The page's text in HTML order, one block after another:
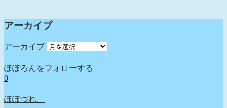
アーカイブ
アーカイブ
ぽぽろんをフォローする
0
ぽぽづれ。